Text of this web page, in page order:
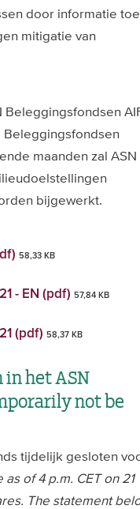
door informatie
mitigatie van
Beleggingsfondsen
Beleggingsfondsen
maanden zal ASN
bijgewerkt.
58,33 KB
- EN (pdf) 57,84 KB
(pdf) 58,37 KB
het ASN
not be
tijdelijk gesloten
as of 4 p.m. CET on 21
. The statement